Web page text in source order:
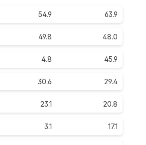
54.9 63.9
49.8 48.0
4.8 45.9
30.6 29.4
23.1 20.8
3.1 17.1